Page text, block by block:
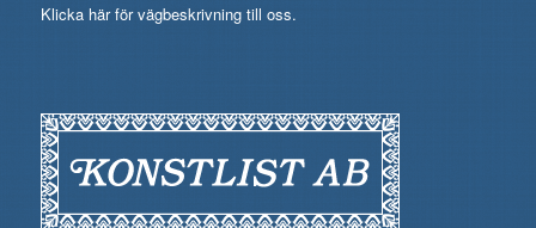
Klicka här för vägbeskrivning till oss.